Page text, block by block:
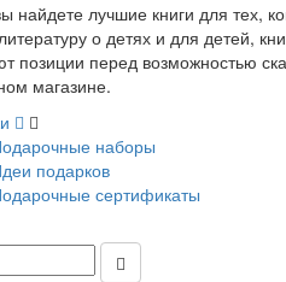
найдете лучшие книги для тех,
о детях и для детей,
позиции перед возможностью
магазине.
наборы
подарков
сертификаты